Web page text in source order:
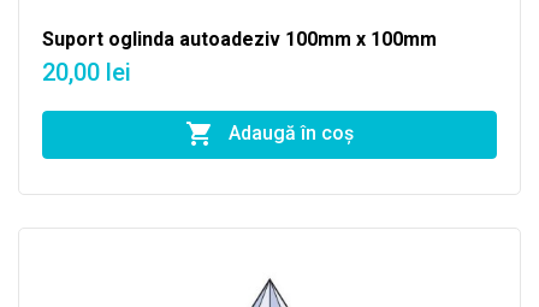
Suport oglinda autoadeziv 100mm x 100mm
20,00 lei
Adaugă în coş